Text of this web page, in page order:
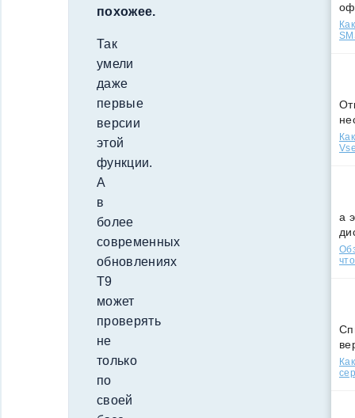
похожее.
Так
умели
даже
первые
версии
этой
функции.
А
в
более
современных
обновлениях
Т9
может
проверять
не
только
по
своей
а